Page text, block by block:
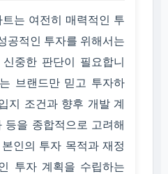
는 여전히 매력적인 투
공적인 투자를 위해서는
중한 판단이 필요합니
브랜드만 믿고 투자하
지 조건과 향후 개발 계
등을 종합적으로 고려해
인의 투자 목적과 재정
투자 계획을 수립하는